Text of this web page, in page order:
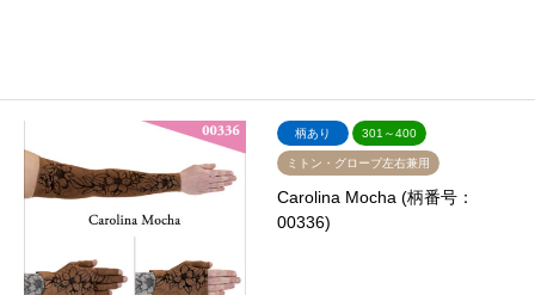
柄あり 301～400
ミトン・グローブ左右兼用
Carolina Mocha (柄番号：
00336)